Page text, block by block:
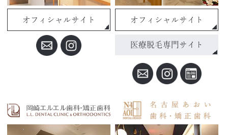
オフィシャルサイト オフィシャルサイト
医療脱毛専門サイト